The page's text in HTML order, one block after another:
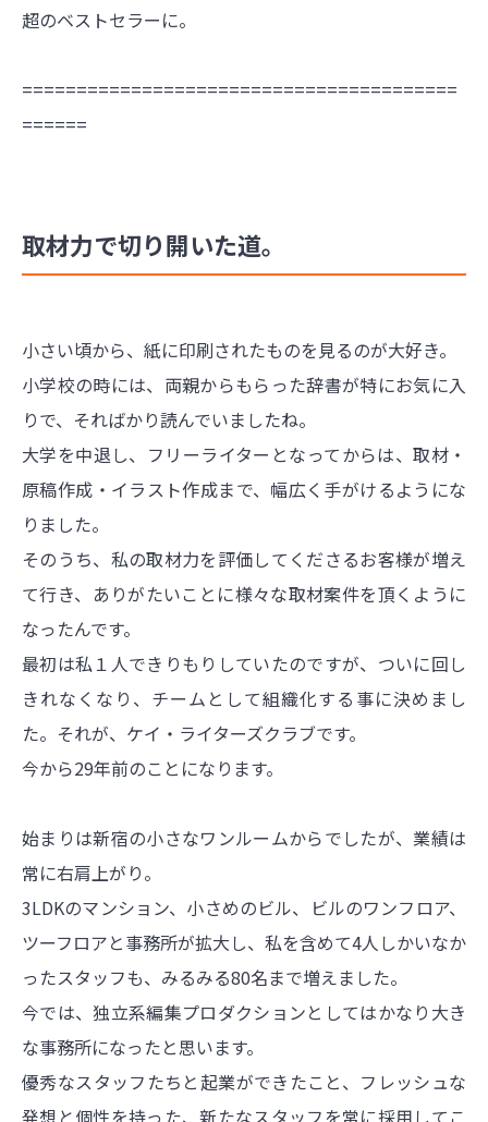
超のベストセラーに。
========================================
======
取材力で切り開いた道。
小さい頃から、紙に印刷されたものを見るのが大好き。
小学校の時には、両親からもらった辞書が特にお気に入
りで、そればかり読んでいましたね。
大学を中退し、フリーライターとなってからは、取材・
原稿作成・イラスト作成まで、幅広く手がけるようにな
りました。
そのうち、私の取材力を評価してくださるお客様が増え
て行き、ありがたいことに様々な取材案件を頂くように
なったんです。
最初は私１人できりもりしていたのですが、ついに回し
きれなくなり、チームとして組織化する事に決めまし
た。それが、ケイ・ライターズクラブです。
今から29年前のことになります。
始まりは新宿の小さなワンルームからでしたが、業績は
常に右肩上がり。
3LDKのマンション、小さめのビル、ビルのワンフロア、
ツーフロアと事務所が拡大し、私を含めて4人しかいなか
ったスタッフも、みるみる80名まで増えました。
今では、独立系編集プロダクションとしてはかなり大き
な事務所になったと思います。
優秀なスタッフたちと起業ができたこと、フレッシュな
発想と個性を持った、新たなスタッフを常に採用してこ